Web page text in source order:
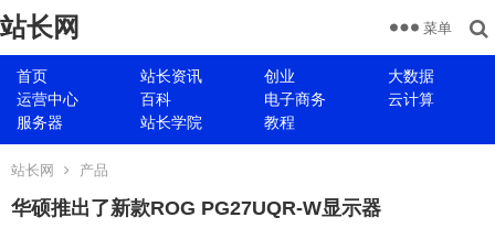
站长网
首页 站长资讯 创业
大数据
运营中心
百科 电子商务
云计算
服务器
站长学院 教程
菜单
站长网 产品
华硕推出了新款ROG PG27UQR-W显示器